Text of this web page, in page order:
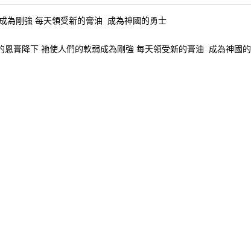
為剛強 每天領受新的膏油 成為神國的勇士
膏降下 祂使人們的軟弱成為剛強 每天領受新的膏油 成為神國的